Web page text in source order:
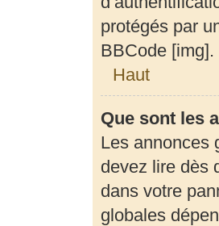
protégés par
BBCode [img].
Haut
Que sont les
Les annonces
devez lire dès
dans votre
globales